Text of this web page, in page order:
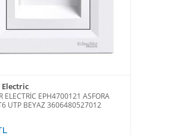
ELECTRİC EPH4700121 ASFORA
UTP BEYAZ 3606480527012